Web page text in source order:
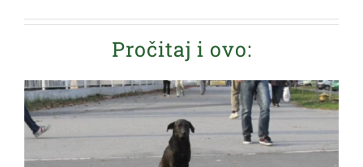
Pročitaj i ovo: